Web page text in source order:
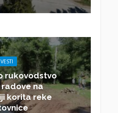
VESTI
rukovodstvo
na
korita reke